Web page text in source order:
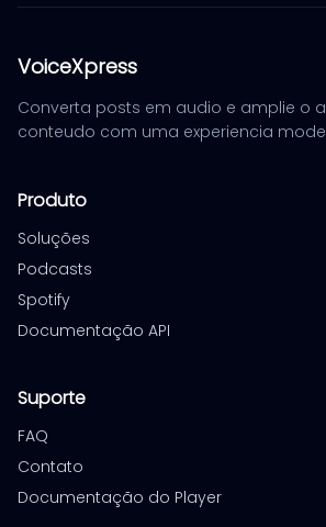
VoiceXpress
Converta posts em audio e amplie o
conteudo com uma experiencia
Produto
Soluções
Podcasts
Spotify
Documentação API
Suporte
FAQ
Contato
Documentação do Player